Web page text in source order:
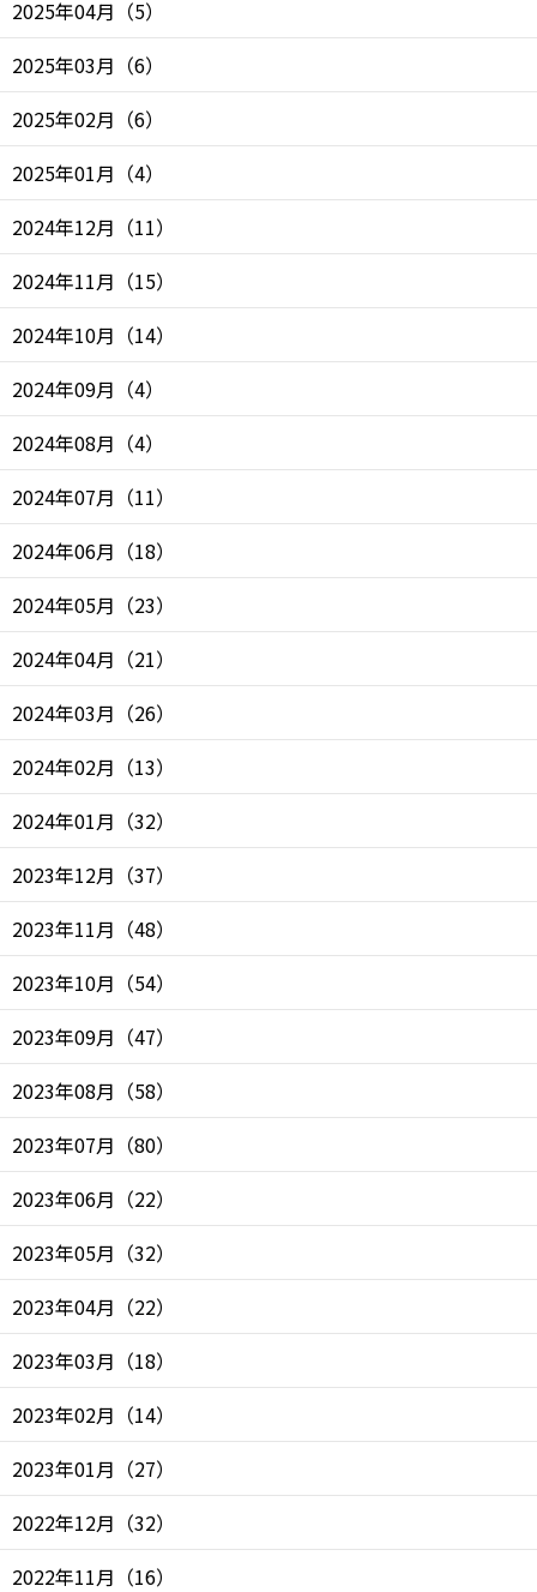
2025年04月 （5）
2025年03月 （6）
2025年02月 （6）
2025年01月 （4）
2024年12月 （11）
2024年11月 （15）
2024年10月 （14）
2024年09月 （4）
2024年08月 （4）
2024年07月 （11）
2024年06月 （18）
2024年05月 （23）
2024年04月 （21）
2024年03月 （26）
2024年02月 （13）
2024年01月 （32）
2023年12月 （37）
2023年11月 （48）
2023年10月 （54）
2023年09月 （47）
2023年08月 （58）
2023年07月 （80）
2023年06月 （22）
2023年05月 （32）
2023年04月 （22）
2023年03月 （18）
2023年02月 （14）
2023年01月 （27）
2022年12月 （32）
2022年11月 （16）